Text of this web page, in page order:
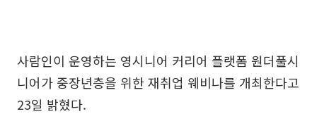
사람인이 운영하는 영시니어 커리어 플랫폼 원더풀시
니어가 중장년층을 위한 재취업 웨비나를 개최한다고
23일 밝혔다.